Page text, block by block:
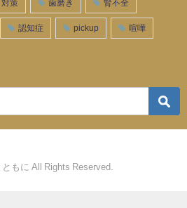
対策 歯磨き 腎不全
認知症 pickup 喧嘩
もに All Rights Reserved.